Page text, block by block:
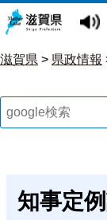
滋賀県 > 県政情報
知事定